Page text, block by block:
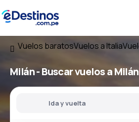
Vuelos baratosVuelos a Italia
Milán - Buscar vuelos a Milán
Ida y vuelta